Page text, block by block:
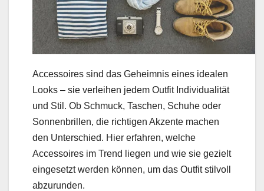
Accessoires sind das Geheimnis eines idealen
Looks – sie verleihen jedem Outfit Individualität
und Stil. Ob Schmuck, Taschen, Schuhe oder
Sonnenbrillen, die richtigen Akzente machen
den Unterschied. Hier erfahren, welche
Accessoires im Trend liegen und wie sie gezielt
eingesetzt werden können, um das Outfit stilvoll
abzurunden.